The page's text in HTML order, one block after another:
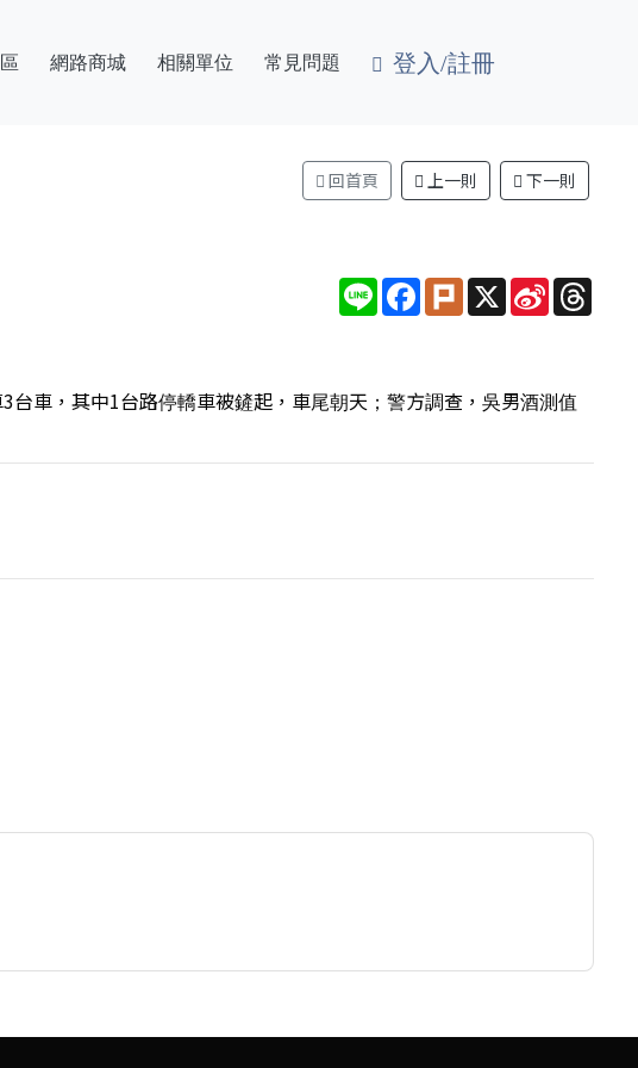
網路商城 相關單位 常見問題 登入/註冊
回首頁 上一則 下一則
Line Facebook
PlurkX Sina
Weibo
車，其中1台路停轎車被鏟起，車尾朝天；警方調查，吳男酒測值